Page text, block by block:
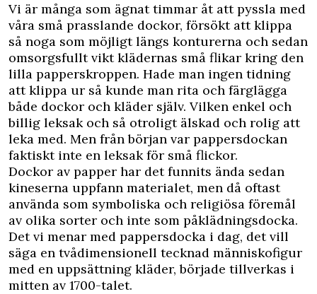
Vi är många som ägnat timmar åt att pyssla med
våra små prasslande dockor, försökt att klippa
så noga som möjligt längs konturerna och sedan
omsorgsfullt vikt klädernas små flikar kring den
lilla papperskroppen. Hade man ingen tidning
att klippa ur så kunde man rita och färglägga
både dockor och kläder själv. Vilken enkel och
billig leksak och så otroligt älskad och rolig att
leka med. Men från början var pappersdockan
faktiskt inte en leksak för små flickor.
Dockor av papper har det funnits ända sedan
kineserna uppfann materialet, men då oftast
använda som symboliska och religiösa föremål
av olika sorter och inte som påklädningsdocka.
Det vi menar med pappersdocka i dag, det vill
säga en tvådimensionell tecknad människofigur
med en uppsättning kläder, började tillverkas i
mitten av 1700-talet.